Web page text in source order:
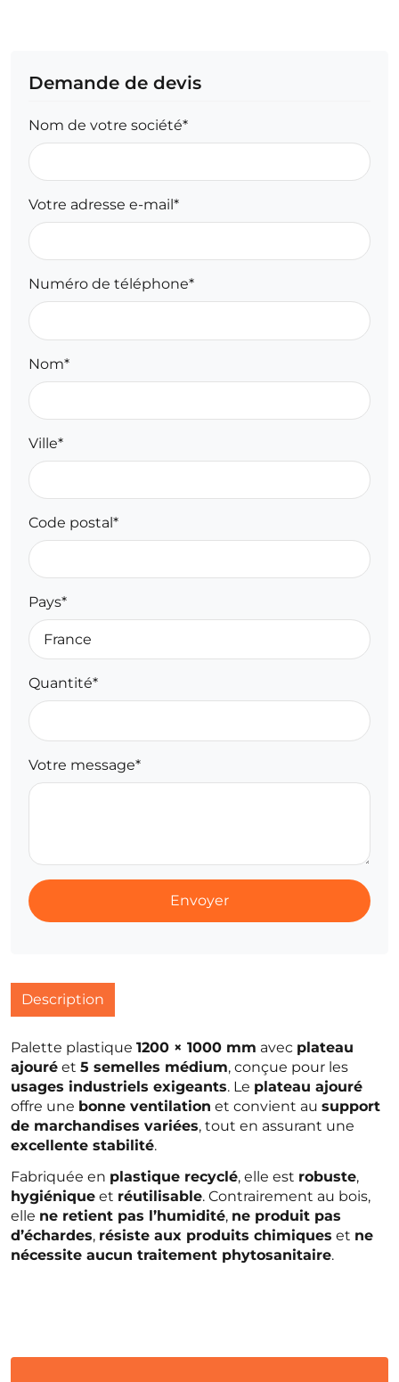
Demande de devis
Nom de votre société*
Votre adresse e-mail*
Numéro de téléphone*
Nom*
Ville*
Code postal*
Pays*
Quantité*
Votre message*
Envoyer
Description
Palette plastique 1200 × 1000 mm avec plateau
ajouré et 5 semelles médium, conçue pour les
usages industriels exigeants. Le plateau ajouré
offre une bonne ventilation et convient au support
de marchandises variées, tout en assurant une
excellente stabilité.
Fabriquée en plastique recyclé, elle est robuste,
hygiénique et réutilisable. Contrairement au bois,
elle ne retient pas l’humidité, ne produit pas
d’échardes, résiste aux produits chimiques et ne
nécessite aucun traitement phytosanitaire.